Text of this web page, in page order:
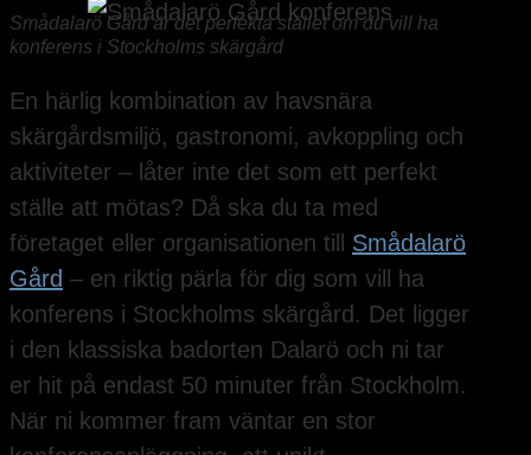
Smådalarö Gård är det perfekta stället om du vill ha
konferens i Stockholms skärgård
En härlig kombination av havsnära
skärgårdsmiljö, gastronomi, avkoppling och
aktiviteter – låter inte det som ett perfekt
ställe att mötas? Då ska du ta med
företaget eller organisationen till Smådalarö
Gård – en riktig pärla för dig som vill ha
konferens i Stockholms skärgård. Det ligger
i den klassiska badorten Dalarö och ni tar
er hit på endast 50 minuter från Stockholm.
När ni kommer fram väntar en stor